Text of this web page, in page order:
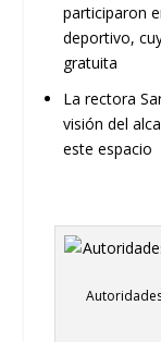
participaron
deportivo,
gratuita
Larectora
visión del
este espacio